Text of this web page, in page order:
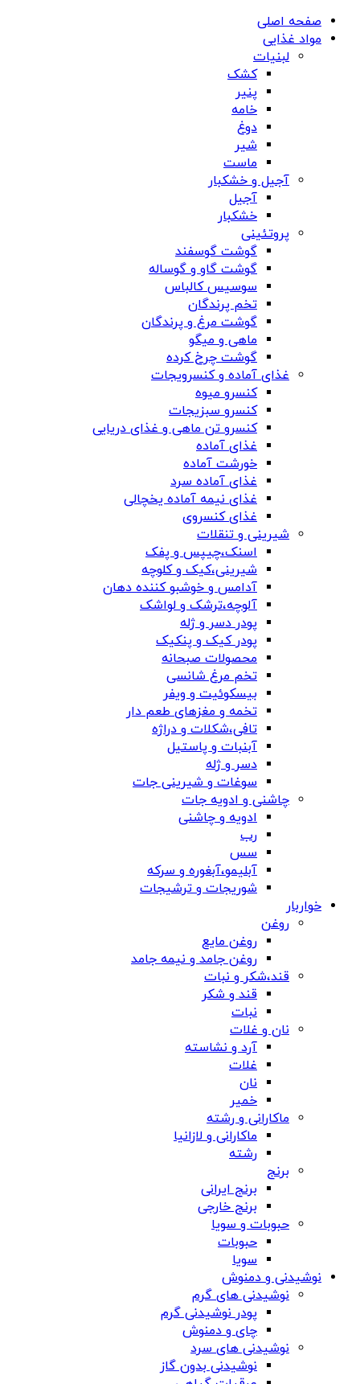
صفحه اصلی
مواد غذایی
لبنیات
کشک
پنیر
خامه
دوغ
شیر
ماست
آجیل و خشکبار
آجیل
خشکبار
پروتئینی
گوشت گوسفند
گوشت گاو و گوساله
سوسیس کالباس
تخم پرندگان
گوشت مرغ و پرندگان
ماهی و میگو
گوشت چرخ کرده
غذای آماده و کنسرویجات
کنسرو میوه
کنسرو سبزیجات
کنسرو تن ماهی و غذای دریایی
غذای آماده
خورشت آماده
غذای آماده سرد
غذای نیمه آماده یخچالی
غذای کنسروی
شیرینی و تنقلات
اسنک،چیپس و پفک
شیرینی،کیک و کلوچه
آدامس و خوشبو کننده دهان
آلوچه،ترشک و لواشک
پودر دسر و ژله
پودر کیک و پنکیک
محصولات صبحانه
تخم مرغ شانسی
بیسکوئیت و ویفر
تخمه و مغزهای طعم دار
تافی،شکلات و دراژه
آبنبات و پاستیل
دسر و ژله
سوغات و شیرینی جات
چاشنی و ادویه جات
ادویه و چاشنی
رب
سس
آبلیمو،آبغوره و سرکه
شوریجات و ترشیجات
خواربار
روغن
روغن مایع
روغن جامد و نیمه جامد
قند،شکر و نبات
قند و شکر
نبات
نان و غلات
آرد و نشاسته
غلات
نان
خمیر
ماکارانی و رشته
ماکارانی و لازانیا
رشته
برنج
برنج ایرانی
برنج خارجی
حبوبات و سویا
حبوبات
سویا
نوشیدنی و دمنوش
نوشیدنی های گرم
پودر نوشیدنی گرم
چای و دمنوش
نوشیدنی های سرد
نوشیدنی بدون گاز